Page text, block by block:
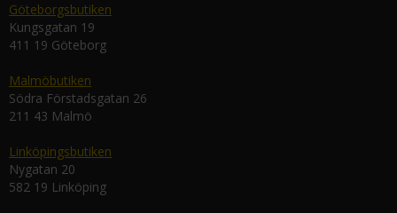
Göteborgsbutiken
Kungsgatan 19
411 19 Göteborg
Malmöbutiken
Södra Förstadsgatan 26
211 43 Malmö
Linköpingsbutiken
Nygatan 20
582 19 Linköping